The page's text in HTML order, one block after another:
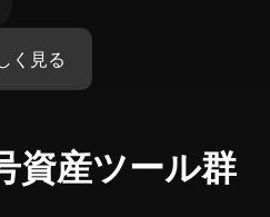
く見る
資産ツール群